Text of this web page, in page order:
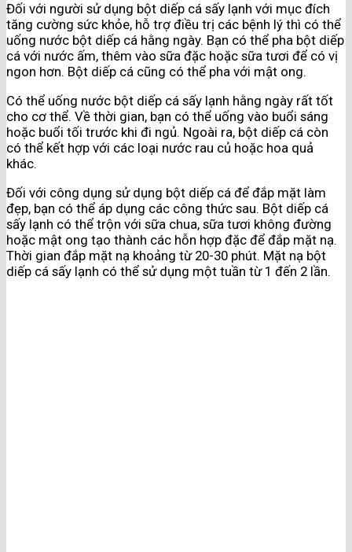
Đối với người sử dụng bột diếp cá sấy lạnh với mục đích
tăng cường sức khỏe, hỗ trợ điều trị các bệnh lý thì có thể
uống nước bột diếp cá hằng ngày. Bạn có thể pha bột diếp
cá với nước ấm, thêm vào sữa đặc hoặc sữa tươi để có vị
ngon hơn. Bột diếp cá cũng có thể pha với mật ong.
Có thể uống nước bột diếp cá sấy lạnh hằng ngày rất tốt
cho cơ thể. Về thời gian, bạn có thể uống vào buổi sáng
hoặc buổi tối trước khi đi ngủ. Ngoài ra, bột diếp cá còn
có thể kết hợp với các loại nước rau củ hoặc hoa quả
khác.
Đối với công dụng sử dụng bột diếp cá để đắp mặt làm
đẹp, bạn có thể áp dụng các công thức sau. Bột diếp cá
sấy lạnh có thể trộn với sữa chua, sữa tươi không đường
hoặc mật ong tạo thành các hỗn hợp đặc để đắp mặt nạ.
Thời gian đắp mặt nạ khoảng từ 20-30 phút. Mặt nạ bột
diếp cá sấy lạnh có thể sử dụng một tuần từ 1 đến 2 lần.